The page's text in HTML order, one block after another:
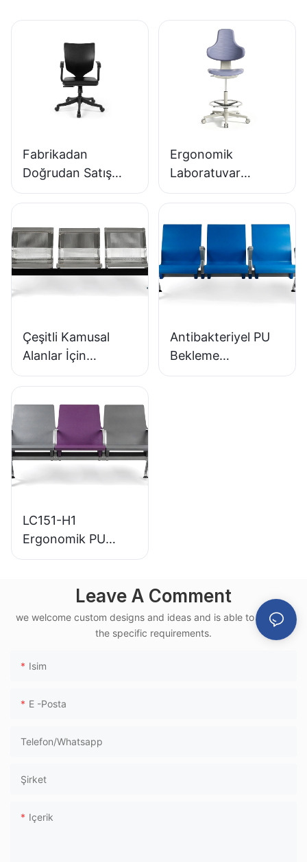
Fabrikadan
Doğrudan Satış
Ergonomik Kalıplı
Koltuğu IC091
HEWEI SEATING
Ergonomik
Laboratuvar
Sandalyesi,
Köpük, LD13 HEWEI
SEATING
Çeşitli Kamusal
Alanlar İçin
Mükemmel Düşük
Bekleme Koltuğu
LC153-H1
Antibakteriyel PU
Bekleme
Sandalyeleri LC152
LC151-H1
Ergonomik PU
Havaalanı Bekleme
Çerçeve Yüksek
Hızlı Tren Terminali
Kullanımı İçin
Leave A Comment
we welcome custom designs and ideas and is able to cater to
the specific requirements.
Isim
E -posta
Telefon/whatsapp
Şirket
Içerik